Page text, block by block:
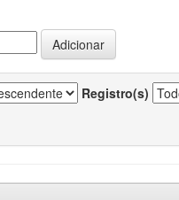
Registro(s)